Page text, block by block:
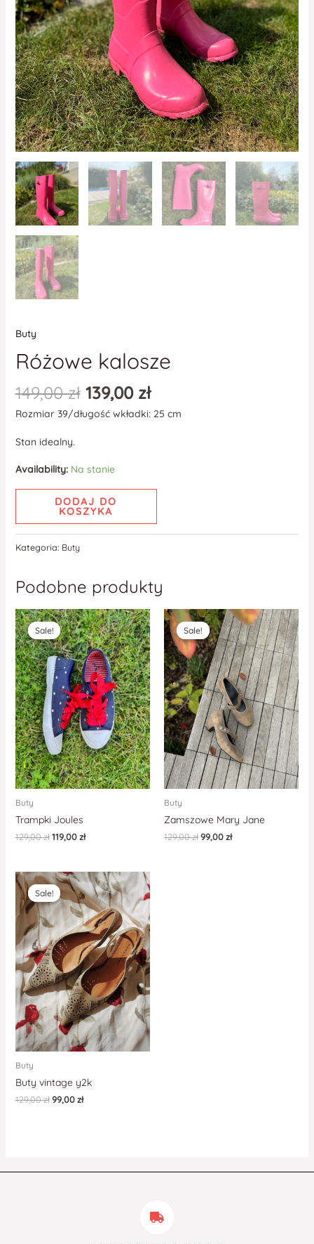
Buty
Różowe kalosze
149,00zł 139,00 zł
Rozmiar 39/długość wkładki: 25 cm
Stan idealny.
Availability: Na stanie
DODAJ DO
KOSZYKA
Kategoria: Buty
Podobne produkty
Sale!
Sale!
Buty
Trampki Joules
129,00zł 119,00zł
Sale!
Sale!
Buty
Zamszowe Mary Jane
129,00zł99,00zł
Sale!
Sale!
Buty
Buty vintage y2k
129,00zł 99,00zł